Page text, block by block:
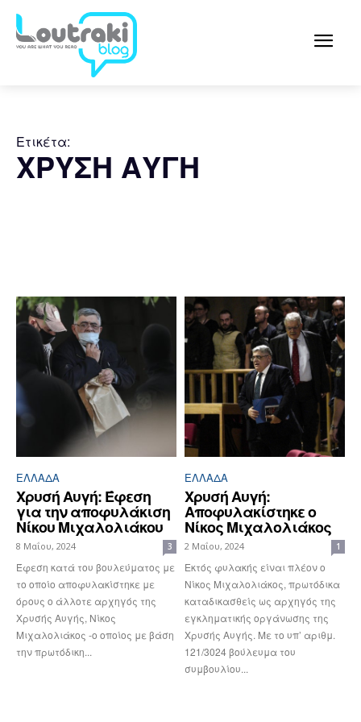
Ετικέτα:
ΧΡΥΣΗ ΑΥΓΗ
ΕΛΛΆΔΑ
Χρυσή Αυγή: Έφεση
για την αποφυλάκιση
Νίκου Μιχαλολιάκου
8 Μαΐου, 2024 3
Έφεση κατά του βουλεύματος με
το οποίο αποφυλακίστηκε με
όρους ο άλλοτε αρχηγός της
Χρυσής Αυγής, Νίκος
Μιχαλολιάκος -ο οποίος με βάση
την πρωτόδικη...
ΕΛΛΆΔΑ
Χρυσή Αυγή:
Αποφυλακίστηκε ο
Νίκος Μιχαλολιάκος
2 Μαΐου, 2024 1
Εκτός φυλακής είναι πλέον ο
Νίκος Μιχαλολιάκος, πρωτόδικα
καταδικασθείς ως αρχηγός της
εγκληματικής οργάνωσης της
Χρυσής Αυγής. Με το υπ’ αριθμ.
121/3024 βούλευμα του
συμβουλίου...